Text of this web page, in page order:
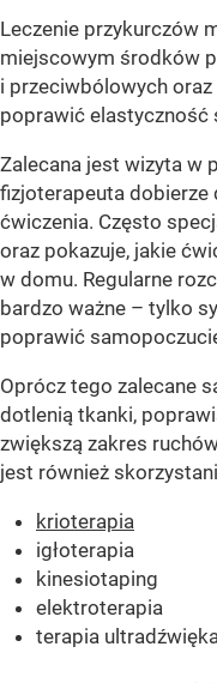
Leczenie przykurczów
miejscowym środków
i przeciwbólowych
poprawić elastyczność
Zalecana jest wizyta w
fizjoterapeuta dobierze
ćwiczenia. Często
oraz pokazuje, jakie
w domu. Regularne
bardzo ważne – tylko
poprawić
Oprócz tego zalecane
dotlenią tkanki,
zwiększą zakres
jest również
krioterapia
igłoterapia
kinesiotaping
elektroterapia
terapia